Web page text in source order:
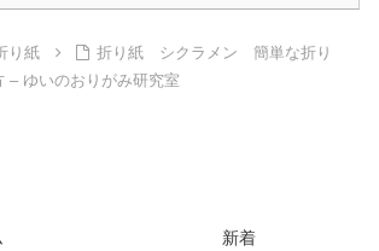
り紙
折り紙 シクラメン 簡単な折り
ゆいのおりがみ研究室
新着